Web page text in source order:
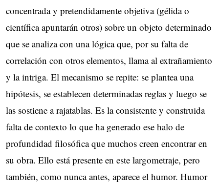
concentrada y pretendidamente objetiva (gélida o
científica apuntarán otros) sobre un objeto determinado
que se analiza con una lógica que, por su falta de
correlación con otros elementos, llama al extrañamiento
y la intriga. El mecanismo se repite: se plantea una
hipótesis, se establecen determinadas reglas y luego se
las sostiene a rajatablas. Es la consistente y construida
falta de contexto lo que ha generado ese halo de
profundidad filosófica que muchos creen encontrar en
su obra. Ello está presente en este largometraje, pero
también, como nunca antes, aparece el humor. Humor